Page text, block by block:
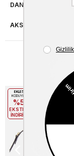
DANIŞMA HATTI
AKSESUAR ONARIMI
EKLE5
KODUYLA
%5
EKSTRA
İNDİRİM